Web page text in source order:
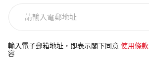
電
郵
輸入電子郵箱地址，即表示閣下同意 使用條款
容